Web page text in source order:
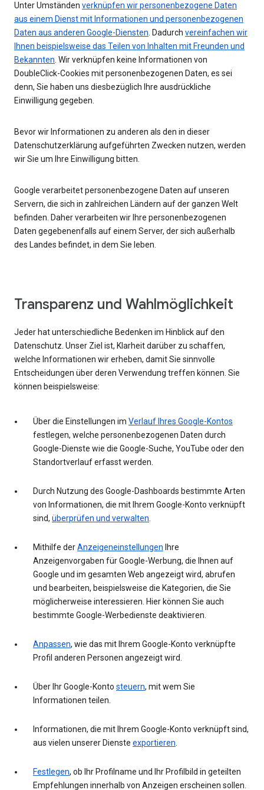
Unter Umständen verknüpfen wir personenbezogene Daten
aus einem Dienst mit Informationen und personenbezogenen
Daten aus anderen Google-Diensten. Dadurch vereinfachen wir
Ihnen beispielsweise das Teilen von Inhalten mit Freunden und
Bekannten. Wir verknüpfen keine Informationen von
DoubleClick-Cookies mit personenbezogenen Daten, es sei
denn, Sie haben uns diesbezüglich Ihre ausdrückliche
Einwilligung gegeben.
Bevor wir Informationen zu anderen als den in dieser
Datenschutzerklärung aufgeführten Zwecken nutzen, werden
wir Sie um Ihre Einwilligung bitten.
Google verarbeitet personenbezogene Daten auf unseren
Servern, die sich in zahlreichen Ländern auf der ganzen Welt
befinden. Daher verarbeiten wir Ihre personenbezogenen
Daten gegebenenfalls auf einem Server, der sich außerhalb
des Landes befindet, in dem Sie leben.
Transparenz und Wahlmöglichkeit
Jeder hat unterschiedliche Bedenken im Hinblick auf den
Datenschutz. Unser Ziel ist, Klarheit darüber zu schaffen,
welche Informationen wir erheben, damit Sie sinnvolle
Entscheidungen über deren Verwendung treffen können. Sie
können beispielsweise:
Über die Einstellungen im Verlauf Ihres Google-Kontos
festlegen, welche personenbezogenen Daten durch
Google-Dienste wie die Google-Suche, YouTube oder den
Standortverlauf erfasst werden.
Durch Nutzung des Google-Dashboards bestimmte Arten
von Informationen, die mit Ihrem Google-Konto verknüpft
sind, überprüfen und verwalten.
Mithilfe derAnzeigeneinstellungen Ihre
Anzeigenvorgaben für Google-Werbung, die Ihnen auf
Google und im gesamten Web angezeigt wird, abrufen
und bearbeiten, beispielsweise die Kategorien, die Sie
möglicherweise interessieren. Hier können Sie auch
bestimmte Google-Werbedienste deaktivieren.
Anpassen, wie das mit Ihrem Google-Konto verknüpfte
Profil anderen Personen angezeigt wird.
Über Ihr Google-Konto steuern, mit wem Sie
Informationen teilen.
Informationen, die mit Ihrem Google-Konto verknüpft sind,
aus vielen unserer Dienste exportieren.
Festlegen, ob Ihr Profilname und Ihr Profilbild in geteilten
Empfehlungen innerhalb von Anzeigen erscheinen sollen.